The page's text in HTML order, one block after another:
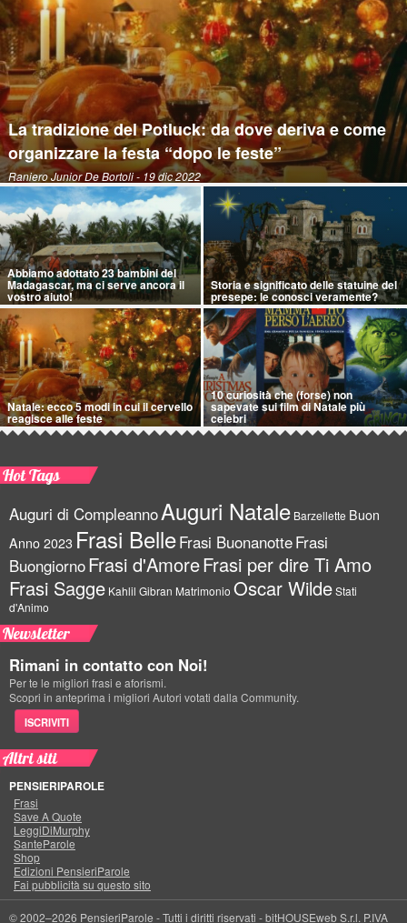
La tradizione del Potluck: da dove deriva e come
organizzare la festa “dopo le feste”
Raniero Junior De Bortoli- 19 dic 2022
Abbiamo adottato 23 bambini del
Madagascar, ma ci serve ancora il
vostro aiuto!
Storia e significato delle statuine del
presepe: le conosci veramente?
Natale: ecco 5 modi in cui il cervello
reagisce alle feste
10 curiosità che (forse) non
sapevate sui film di Natale più
celebri
Hot Tags
Auguri di CompleannoAuguri Natale Barzellette Buon
Anno 2023 Frasi BelleFrasi BuonanotteFrasi
BuongiornoFrasi d'AmoreFrasi per dire Ti Amo
Frasi Sagge Kahlil Gibran Matrimonio Oscar WildeStati
d'Animo
Newsletter
Rimani in contatto con Noi!
Per te le migliori frasi e aforismi.
Scopri in anteprima i migliori Autori votati dalla Community.
ISCRIVITI
Altri siti
PENSIERIPAROLE
Frasi
Save A Quote
LeggiDiMurphy
SanteParole
Shop
Edizioni PensieriParole
Fai pubblicità su questo sito
© 2002–2026 PensieriParole - Tutti i diritti riservati -bitHOUSEweb S.r.l. P.IVA